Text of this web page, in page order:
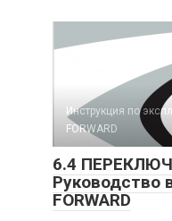
Инструкция по
FORWARD
6.4
Руководство
FORWARD